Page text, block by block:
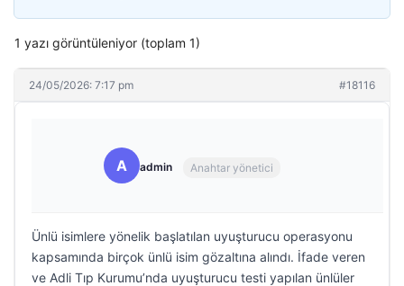
1 yazı görüntüleniyor (toplam 1)
24/05/2026: 7:17 pm #18116
A admin Anahtar yönetici
Ünlü isimlere yönelik başlatılan uyuşturucu operasyonu
kapsamında birçok ünlü isim gözaltına alındı. İfade veren
ve Adli Tıp Kurumu’nda uyuşturucu testi yapılan ünlüler